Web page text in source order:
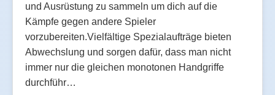
und Ausrüstung zu sammeln um dich auf die
Kämpfe gegen andere Spieler
vorzubereiten.Vielfältige Spezialaufträge bieten
Abwechslung und sorgen dafür, dass man nicht
immer nur die gleichen monotonen Handgriffe
durchführ…